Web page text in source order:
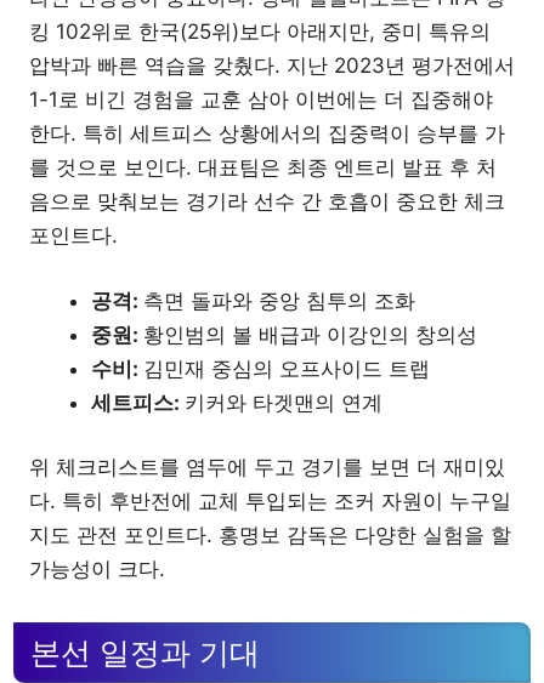
킹 102위로 한국(25위)보다 아래지만, 중미 특유의
압박과 빠른 역습을 갖췄다. 지난 2023년 평가전에서
1-1로 비긴 경험을 교훈 삼아 이번에는 더 집중해야
한다. 특히 세트피스 상황에서의 집중력이 승부를 가
를 것으로 보인다. 대표팀은 최종 엔트리 발표 후 처
음으로 맞춰보는 경기라 선수 간 호흡이 중요한 체크
포인트다.
공격: 측면 돌파와 중앙 침투의 조화
중원: 황인범의 볼 배급과 이강인의 창의성
수비: 김민재 중심의 오프사이드 트랩
세트피스: 키커와 타겟맨의 연계
위 체크리스트를 염두에 두고 경기를 보면 더 재미있
다. 특히 후반전에 교체 투입되는 조커 자원이 누구일
지도 관전 포인트다. 홍명보 감독은 다양한 실험을 할
가능성이 크다.
본선 일정과 기대